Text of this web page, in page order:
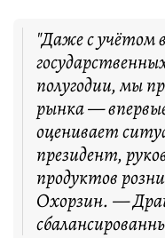
"Даже с учётом
полугодии, мы
рынка —
оценивает
президент,
продуктов
Охорзин. —